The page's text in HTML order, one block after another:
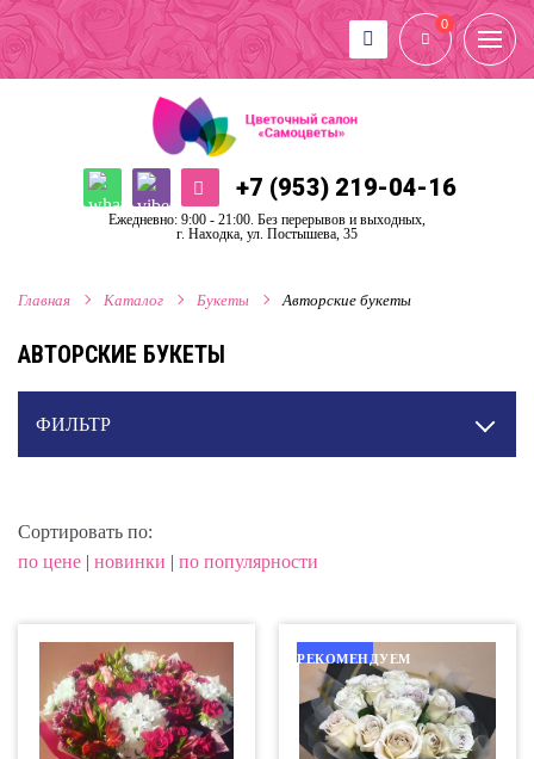
+7 (953) 219-04-16
Ежедневно: 9:00 - 21:00. Без перерывов и выходных,
г. Находка, ул. Постышева, 35
0
Главная Каталог Букеты Авторские букеты
АВТОРСКИЕ БУКЕТЫ
ФИЛЬТР
Сортировать по:
по цене | новинки | по популярности
РЕКОМЕНДУЕМ